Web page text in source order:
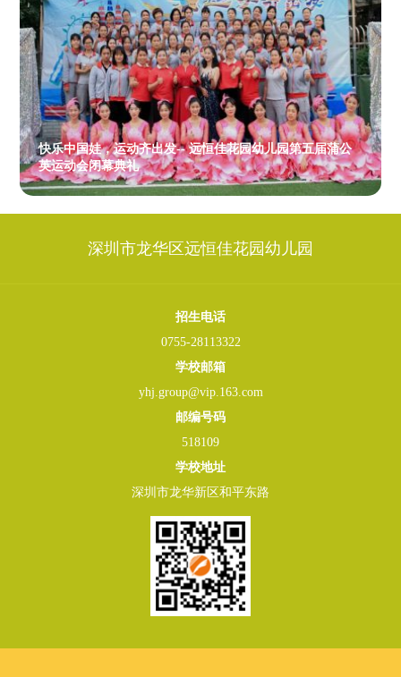
快乐中国娃，运动齐出发-- 远恒佳花园幼儿园第五届蒲公
英运动会闭幕典礼
深圳市龙华区远恒佳花园幼儿园
招生电话
0755-28113322
学校邮箱
yhj.group@vip.163.com
邮编号码
518109
学校地址
深圳市龙华新区和平东路